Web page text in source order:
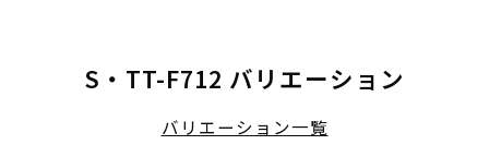
S・TT-F712 バリエーション
バリエーション一覧